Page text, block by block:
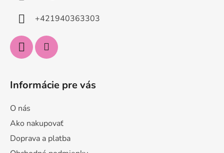
+421940363303
Informácie pre vás
O nás
Ako nakupovať
Doprava a platba